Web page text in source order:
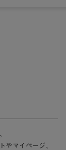
やマイページ、